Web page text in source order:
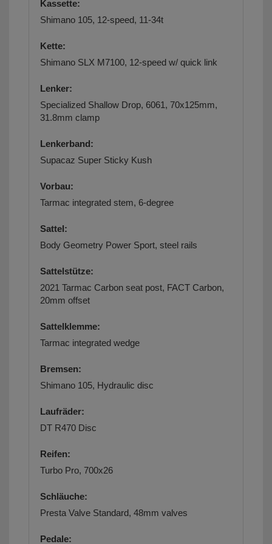
Kassette:
Shimano 105, 12-speed, 11-34t
Kette:
Shimano SLX M7100, 12-speed w/ quick link
Lenker:
Specialized Shallow Drop, 6061, 70x125mm,
31.8mm clamp
Lenkerband:
Supacaz Super Sticky Kush
Vorbau:
Tarmac integrated stem, 6-degree
Sattel:
Body Geometry Power Sport, steel rails
Sattelstütze:
2021 Tarmac Carbon seat post, FACT Carbon,
20mm offset
Sattelklemme:
Tarmac integrated wedge
Bremsen:
Shimano 105, Hydraulic disc
Laufräder:
DT R470 Disc
Reifen:
Turbo Pro, 700x26
Schläuche:
Presta Valve Standard, 48mm valves
Pedale: